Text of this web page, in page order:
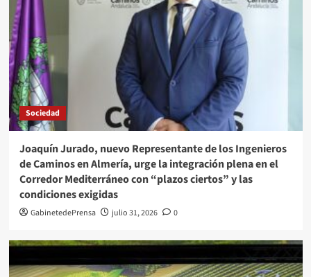
Sociedad
Joaquín Jurado, nuevo Representante de los Ingenieros
de Caminos en Almería, urge la integración plena en el
Corredor Mediterráneo con “plazos ciertos” y las
condiciones exigidas
GabinetedePrensa julio 31, 2026 0